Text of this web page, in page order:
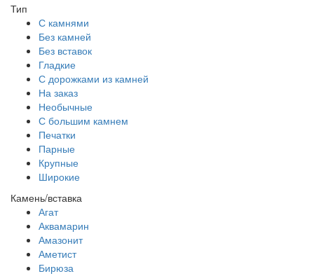
Тип
С камнями
Без камней
Без вставок
Гладкие
С дорожками из камней
На заказ
Необычные
С большим камнем
Печатки
Парные
Крупные
Широкие
Камень/вставка
Агат
Аквамарин
Амазонит
Аметист
Бирюза